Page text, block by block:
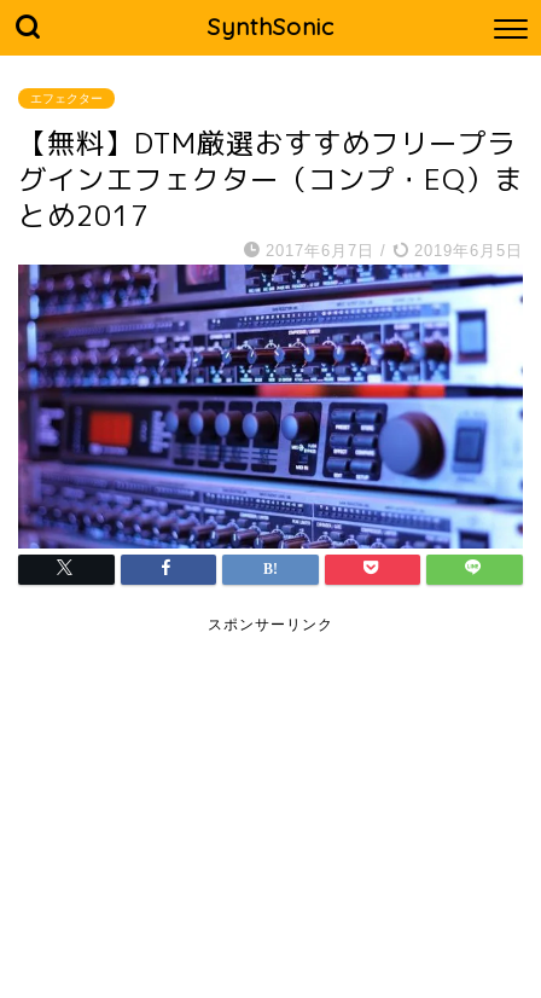
SynthSonic
エフェクター
【無料】DTM厳選おすすめフリープラ
グインエフェクター（コンプ・EQ）ま
とめ2017
2017年6月7日 / 2019年6月5日
スポンサーリンク